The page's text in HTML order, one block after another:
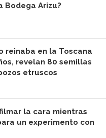
Bodega Arizu?
reinaba en la Toscana
revelan 80 semillas
etruscos
la cara mientras
un experimento con